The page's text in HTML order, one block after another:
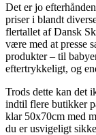
Det er jo
priser i blandt
flertallet af Dansk
være med at presse
produkter – til
eftertrykkeligt, og
Trods dette kan det
indtil flere butikker
klar 50x70cm med
du er usvigeligt